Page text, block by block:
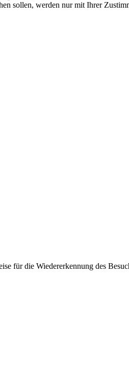
sollen, werden nur mit Ihrer
für die Wiedererkennung des